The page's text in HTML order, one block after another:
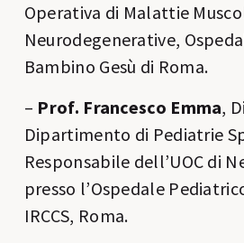
Operativa di Malattie
Neurodegenerative,
Bambino Gesù di Roma.
– Prof. Francesco Emma,
Dipartimento di Pediatrie
Responsabile dell’UOC di
presso l’Ospedale
IRCCS, Roma.